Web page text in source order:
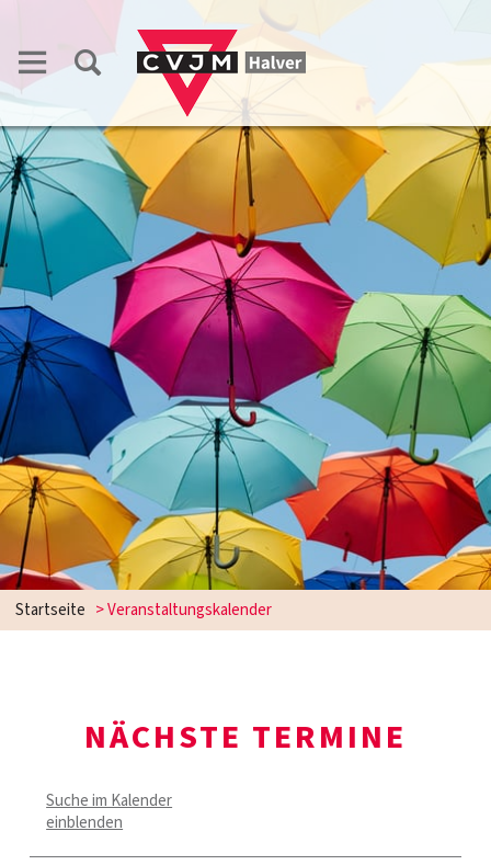
Startseite > Veranstaltungskalender
NÄCHSTE TERMINE
Suche im Kalender
einblenden